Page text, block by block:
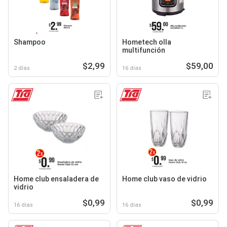
Shampoo
2 días $2,99
Hometech olla
multifunción
16 días $59,00
Home club ensaladera de
vidrio
16 días $0,99
Home club vaso de vidrio
16 días $0,99